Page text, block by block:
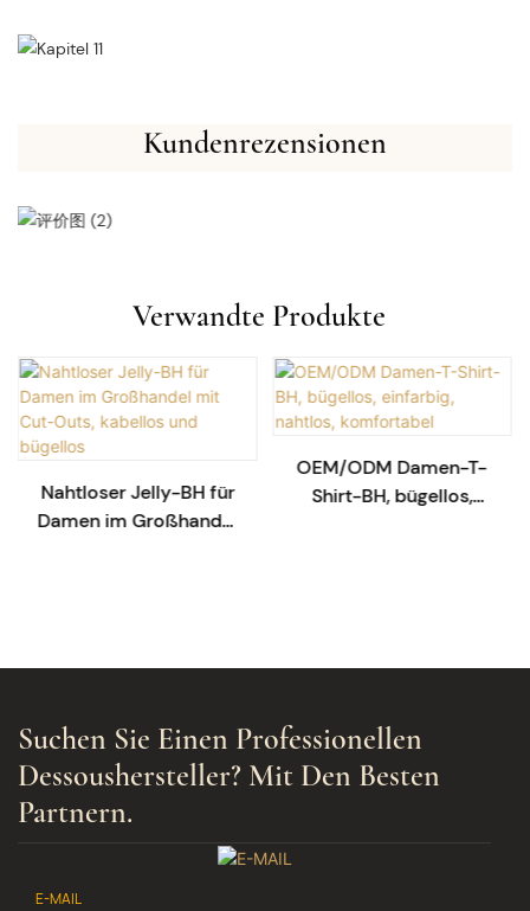
Kundenrezensionen
Verwandte Produkte
Nahtloser Jelly-BH für
Damen im Großhandel
OEM/ODM Damen-T-
Shirt-BH, bügellos,
Suchen Sie Einen Professionellen
Dessoushersteller? Mit Den Besten
Partnern.
E-MAIL